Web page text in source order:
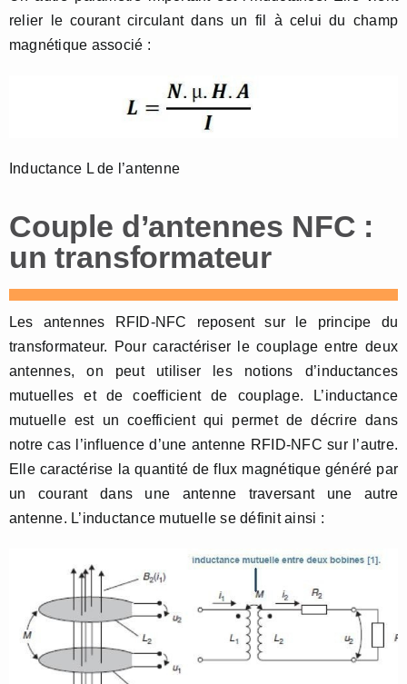
relier le courant circulant dans un fil à celui du champ
magnétique associé :
Inductance L de l’antenne
Couple d’antennes NFC :
un transformateur
Les antennes RFID-NFC reposent sur le principe du
transformateur. Pour caractériser le couplage entre deux
antennes, on peut utiliser les notions d’inductances
mutuelles et de coefficient de couplage. L’inductance
mutuelle est un coefficient qui permet de décrire dans
notre cas l’influence d’une antenne RFID-NFC sur l’autre.
Elle caractérise la quantité de flux magnétique généré par
un courant dans une antenne traversant une autre
antenne. L’inductance mutuelle se définit ainsi :